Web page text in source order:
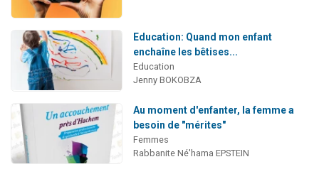
Education: Quand mon enfant
enchaîne les bêtises...
Education
Jenny BOKOBZA
Au moment d'enfanter, la femme a
besoin de "mérites"
Femmes
Rabbanite Né'hama EPSTEIN